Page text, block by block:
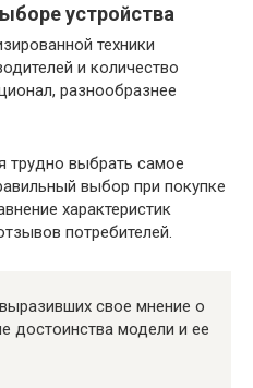
устройства
техники
и количество
разнообразнее
трудно выбрать самое
выбор при покупке
характеристик
потребителей.
свое мнение о
достоинства модели и ее